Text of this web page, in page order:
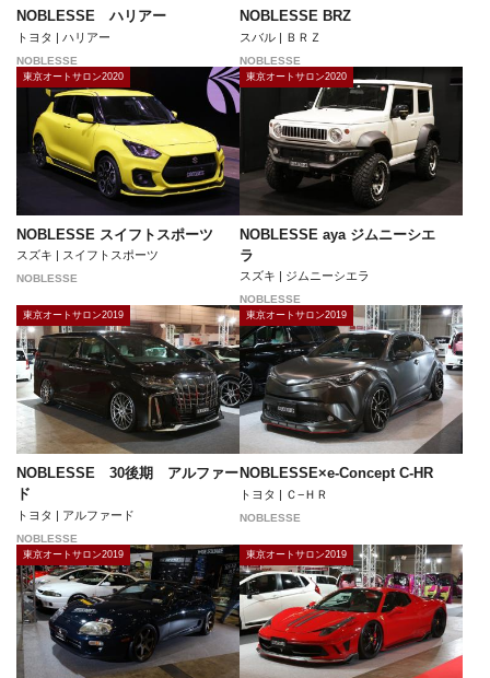
NOBLESSE ハリアー
トヨタ | ハリアー
NOBLESSE
NOBLESSE BRZ
スバル | ＢＲＺ
NOBLESSE
東京オートサロン2020
NOBLESSE スイフトスポーツ
スズキ | スイフトスポーツ
NOBLESSE
東京オートサロン2020
NOBLESSE aya ジムニーシエ
ラ
スズキ | ジムニーシエラ
NOBLESSE
東京オートサロン2019
NOBLESSE 30後期 アルファー
ド
トヨタ | アルファード
NOBLESSE
東京オートサロン2019
NOBLESSE×e-Concept C-HR
トヨタ | Ｃ−ＨＲ
NOBLESSE
東京オートサロン2019 東京オートサロン2019